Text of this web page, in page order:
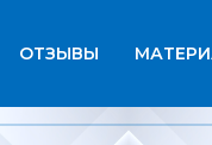
ОТЗЫВЫ